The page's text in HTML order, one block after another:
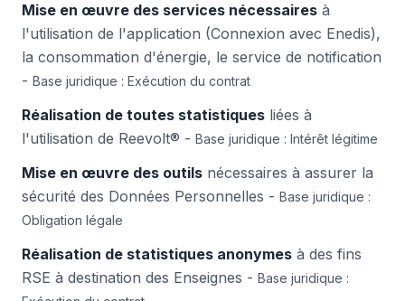
Mise en œuvre des services nécessaires à
l'utilisation de l'application (Connexion avec Enedis),
la consommation d'énergie, le service de notification
- Base juridique : Exécution du contrat
Réalisation de toutes statistiques liées à
l'utilisation de Reevolt® - Base juridique : Intérêt légitime
Mise en œuvre des outils nécessaires à assurer la
sécurité des Données Personnelles - Base juridique :
Obligation légale
Réalisation de statistiques anonymes à des fins
RSE à destination des Enseignes - Base juridique :